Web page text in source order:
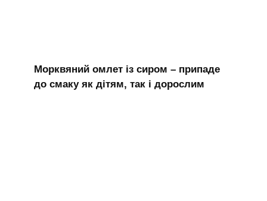
Морквяний омлет із сиром – припаде
до смаку як дітям, так і дорослим